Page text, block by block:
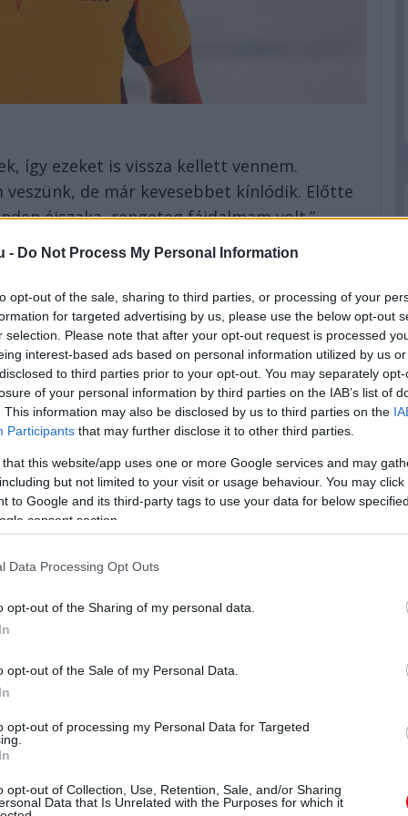
- Do Not Process My Personal Information
opt-out of the sale, sharing to third parties, or processing of your
for targeted advertising by us, please use the below opt-out
selection. Please note that after your opt-out request is processed
interest-based ads based on personal information utilized by us
to third parties prior to your opt-out. You may separately
of your personal information by third parties on the IAB’s list of
This information may also be disclosed by us to third parties on the
Participants that may further disclose it to other third parties.
that this website/app uses one or more Google services and may
but not limited to your visit or usage behaviour. You may
to Google and its third-party tags to use your data for below
consent section.
Data Processing Opt Outs
opt-out of the Sharing of my personal data.
opt-out of the Sale of my Personal Data.
opt-out of processing my Personal Data for Targeted
opt-out of Collection, Use, Retention, Sale, and/or Sharing
Data that Is Unrelated with the Purposes for which it
így ezeket is vissza kellett vennem.
de már kevesebbet kínlódik. Előtte
éjszaka, rengeteg fájdalmam volt.”
annyival, hogy csak bepattantam az
de meg tudtam volna úszni. Most
este, a hétvége minden szakasza előtt
szenvedek a hátammal” – mondta
alsó részét és a farizmokat.”
a probléma, de egyértelműen nem
években” – beszélt a brit arról, hogy
ki a fájdalmakat. „Többen beszéltek
nincs szükségük rá, de nekem a
erre.”
– tette még hozzá a csupán 23 éves
részét végigkísérni a fájdalom.
az alábbi gombokkal: